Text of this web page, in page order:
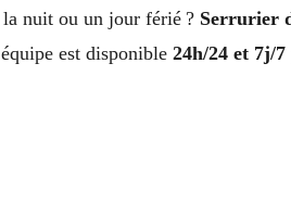
la nuit ou un jour férié ? Serrurier
est disponible 24h/24 et 7j/7